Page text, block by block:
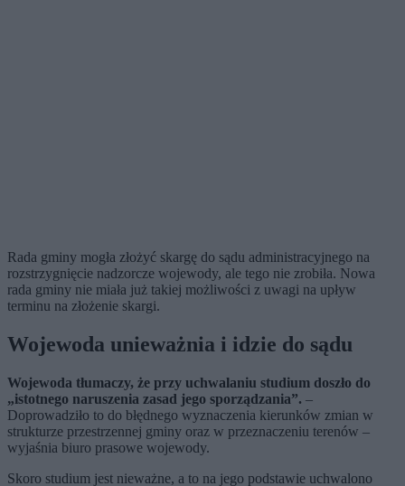
Rada gminy mogła złożyć skargę do sądu administracyjnego na
rozstrzygnięcie nadzorcze wojewody, ale tego nie zrobiła. Nowa
rada gminy nie miała już takiej możliwości z uwagi na upływ
terminu na złożenie skargi.
Wojewoda unieważnia i idzie do sądu
Wojewoda tłumaczy, że przy uchwalaniu studium doszło do
„istotnego naruszenia zasad jego sporządzania”. –
Doprowadziło to do błędnego wyznaczenia kierunków zmian w
strukturze przestrzennej gminy oraz w przeznaczeniu terenów –
wyjaśnia biuro prasowe wojewody.
Skoro studium jest nieważne, a to na jego podstawie uchwalono